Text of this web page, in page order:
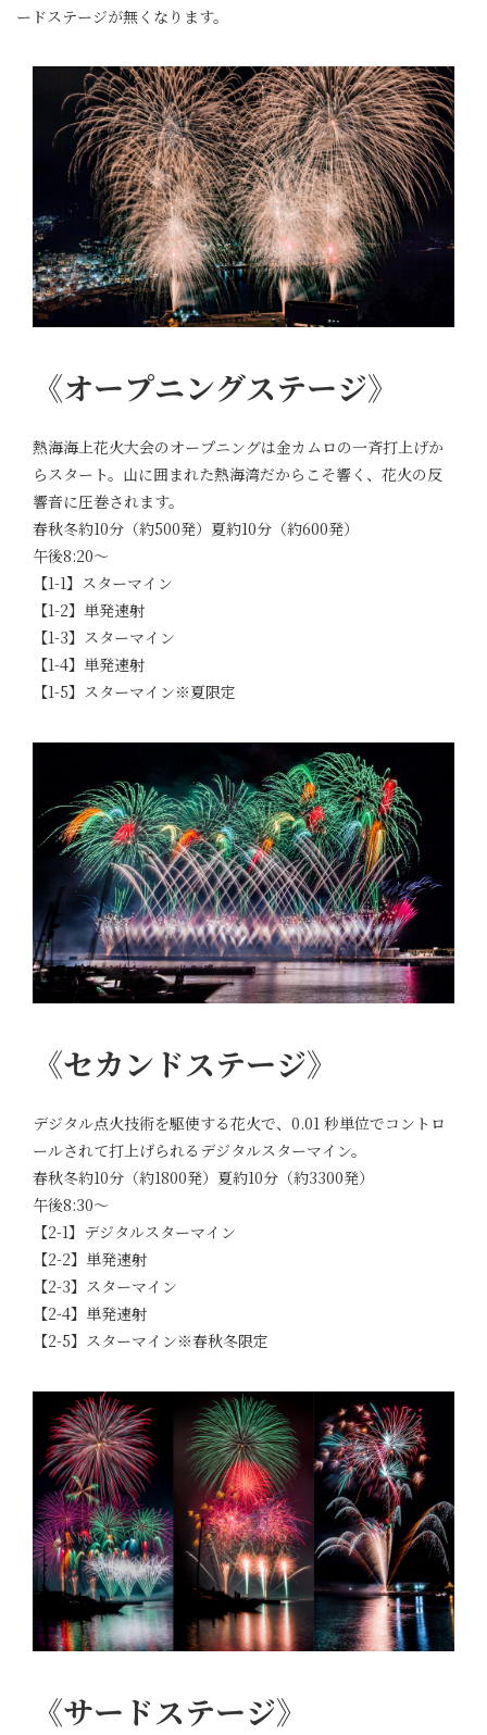
ードステージが無くなります。
《オープニングステージ》
熱海海上花火大会のオープニングは金カムロの一斉打上げか
らスタート。山に囲まれた熱海湾だからこそ響く、花火の反
響音に圧巻されます。
春秋冬約10分（約500発）夏約10分（約600発）
午後8:20～
【1-1】スターマイン
【1-2】単発速射
【1-3】スターマイン
【1-4】単発速射
【1-5】スターマイン※夏限定
《セカンドステージ》
デジタル点火技術を駆使する花火で、0.01 秒単位でコントロ
ールされて打上げられるデジタルスターマイン。
春秋冬約10分（約1800発）夏約10分（約3300発）
午後8:30～
【2-1】デジタルスターマイン
【2-2】単発速射
【2-3】スターマイン
【2-4】単発速射
【2-5】スターマイン※春秋冬限定
《サードステージ》